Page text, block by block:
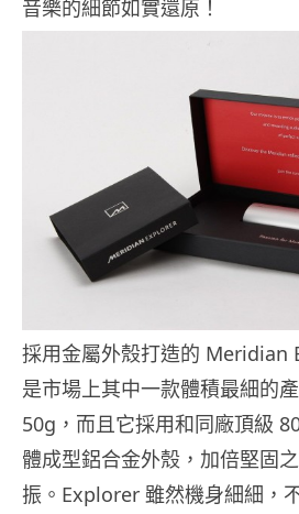
音樂的細節如實還原！
採用金屬外殼打造的 Meridian
是市場上其中一款體積最細的
50g，而且它採用和同廠頂級
體成型鋁合金外殼，加倍堅固
振。Explorer 雖然機身細細，